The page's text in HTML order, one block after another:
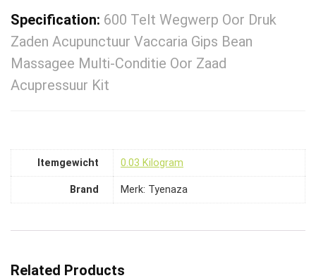
Specification: 600 Telt Wegwerp Oor Druk
Zaden Acupunctuur Vaccaria Gips Bean
Massagee Multi-Conditie Oor Zaad
Acupressuur Kit
Itemgewicht ‎0.03 Kilogram
Brand Merk: Tyenaza
Related Products